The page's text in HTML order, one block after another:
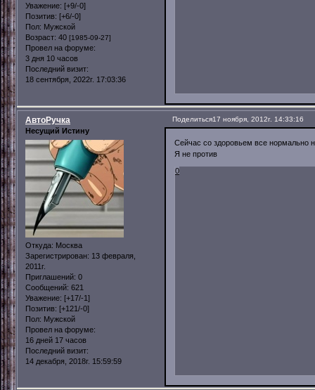
Уважение: [+9/-0]
Позитив: [+6/-0]
Пол: Мужской
Возраст: 40 [1985-09-27]
Провел на форуме:
3 дня 10 часов
Последний визит:
18 сентября, 2022г. 17:03:36
Поделиться17 ноября, 2012г. 14:33:16
АвтоРучка
Несущий Истину
Откуда: Москва
Зарегистрирован: 13 февраля,
2011г.
Приглашений: 0
Сообщений: 621
Уважение: [+17/-1]
Позитив: [+121/-0]
Пол: Мужской
Провел на форуме:
16 дней 17 часов
Последний визит:
14 декабря, 2018г. 15:59:59
Сейчас со здоровьем все нормально
Я не против
0